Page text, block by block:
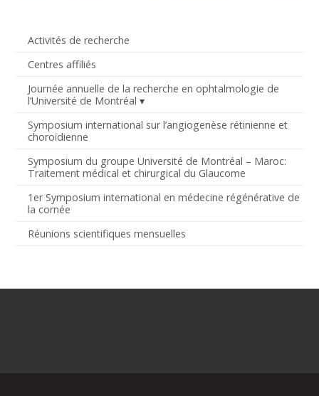
Activités de recherche
Centres affiliés
Journée annuelle de la recherche en ophtalmologie de
l’Université de Montréal
Symposium international sur l’angiogenèse rétinienne et
choroïdienne
Symposium du groupe Université de Montréal – Maroc:
Traitement médical et chirurgical du Glaucome
1er Symposium international en médecine régénérative de
la cornée
Réunions scientifiques mensuelles